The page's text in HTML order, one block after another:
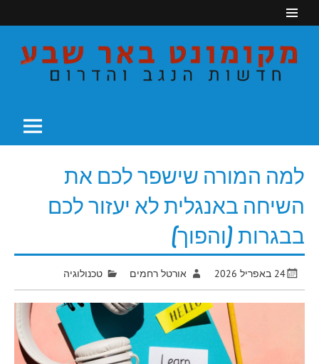
למה המורה שישפר לכם את
השיחה באנגלית לא יעזור לכם
בבגרות (והפוך)
24 באפריל 2026 אורטל רחמים טכנולוגיה